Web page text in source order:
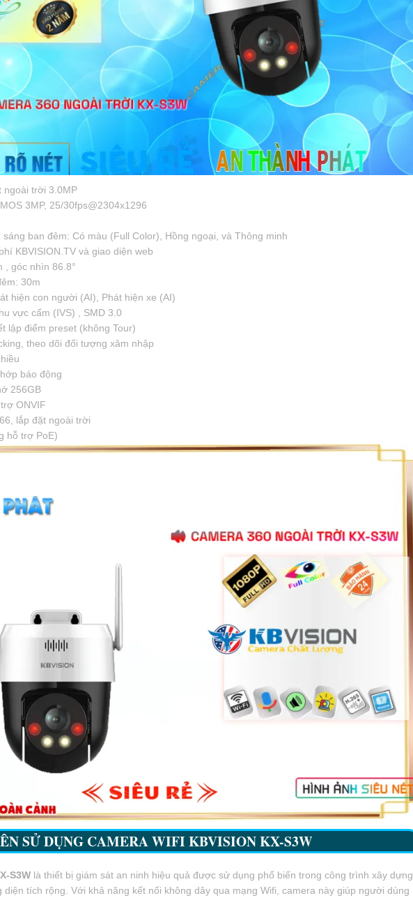
ngoài trời 3.0MP
3MP, 25/30fps@2304x1296
sáng ban đêm: Có màu (Full Color), Hồng ngoại, và Thông minh
KBVISION.TV và giao diện web
, góc nhìn 86.8°
30m
hiện con người (AI), Phát hiện xe (AI)
vực cấm (IVS) , SMD 3.0
lập điểm preset (không Tour)
theo dõi đối tượng xâm nhập
báo động
256GB
ONVIF
lắp đặt ngoài trời
hỗ trợ PoE)
SỬ DỤNG CAMERA WIFI KBVISIONKX-S3W
S3W là thiết bị giám sát an ninh hiệu quả được sử dụng phổ biến trong công trình xây dựng
tích rộng. Với khả năng kết nối không dây qua mạng Wifi, camera này giúp người dùng